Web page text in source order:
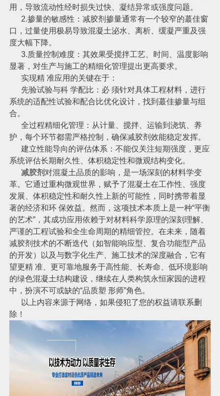
用，导致流动性经时损失过快、凝结异常或强度问题。
2.掺量的敏感性：减胶剂掺量通常有一个较窄的蕞佳窗
口，过量使用极易导致混凝土泌水、离析、缓凝严重及强
度大幅下降。
3.质量控制难度：其效果受搅拌工艺、时间、温度影响
显著，对生产与施工的精细化管理提出更高要求。
实现精 准应用的关键在于：
先验试验与科 学配比：必 须针对具体工程材料，进行
系统的适配性试验和配合比优化设计，找到蕞佳掺量与组
合。
全过程精细化管理：从计量、搅拌、运输到浇筑、养
护，每个环节都需严格控制，确保减胶剂效能稳定发挥。
建立性能导向的评估体系：不能仅关注短期强度，更应
系统评估长期耐久性、体积稳定性和微观结构变化。
减胶剂 对混凝土品质的影响，是一场深刻的材料学变
革。它通过重构微观世界，赋予了混凝土在工作性、强度
发展、体积稳定性和耐久性上新的可能性，同时携带着显
著的经济和环 保效益。然而，这项技术本质上是一种“平衡
的艺术”，其成功应用依赖于对材料科学原理的深刻理解、
严谨的工程试验和全生命周期的精细管控。在未来，随着
减胶剂技术的不断迭代（如智能响应型、复合功能型产品
的开发）以及与数字化生产、施工技术的深度融合，它有
望更精 准、更可靠地服务于高性能、长寿命、低环境影响
的绿色混凝土结构建设，继续在人类构筑永恒家园的进程
中，扮演不可或缺的“品质塑 形师”角色。
以上内容来源于网络，如果侵犯了您的权益请联系删
除！